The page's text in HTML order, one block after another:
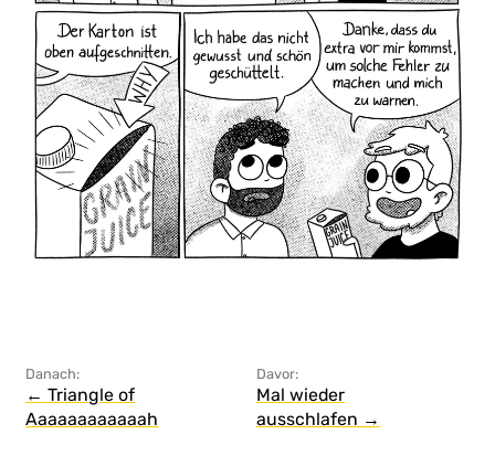
Danach:
← Triangle of
Aaaaaaaaaaaah
Davor:
Mal wieder
ausschlafen →